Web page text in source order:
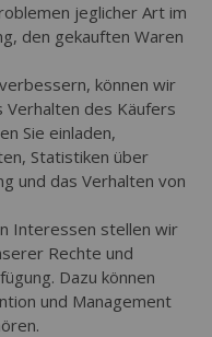
jeglicher Art im
den gekauften Waren
können wir
des Käufers
Sie einladen,
Statistiken über
und das Verhalten von
Interessen stellen wir
Rechte und
Dazu können
und Management